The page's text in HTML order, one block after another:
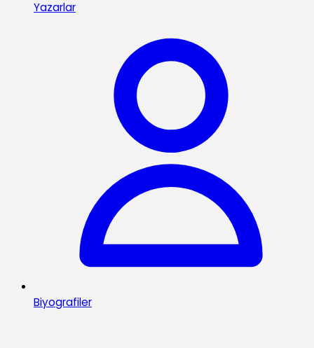
Yazarlar
Biyografiler